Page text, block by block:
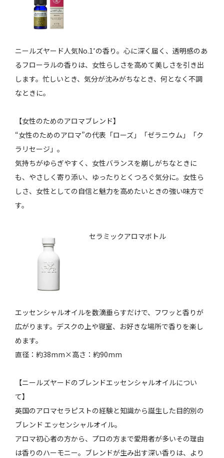
ニールズヤード人気No.1*の香り。心に深く届く、透明感のあ
るフローラルの香りは、女性らしさを高めて美しさを引き出
します。忙しいとき、気分が沈みがちなとき、何となく不調
なときに。
【女性のためのアロマブレンド】
“女性のためのアロマ”の代表「ローズ」「ゼラニウム」「ク
ラリセージ」。
気持ちがゆらぎやすく、女性バランスを崩しがちなときに
も、やさしく寄り添い、ゆったりとくつろぐ気分に。女性ら
しさ、女性としての自信と魅力を高めたいときの強い味方で
す。
セラミックアロマボトル
エッセンシャルオイルを数滴垂らすだけで、フワッと香りが
広がります。デスクの上や寝室、お好きな場所で香りを楽し
めます。
直径：約38mm×高さ：約90mm
【ニールズヤードのブレンドエッセンシャルオイルについ
て】
英国のアロマセラピストの経験と知識から誕生した目的別の
ブレンド エッセンシャルオイル。
アロマ初心者の方から、プロの方まで愛用者が多いその理由
は香りのハーモニー。ブレンドが生み出す深い香りは、より